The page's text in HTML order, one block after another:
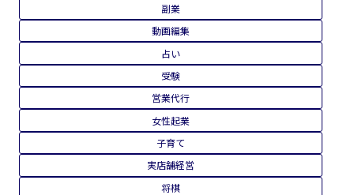
副業
動画編集
占い
受験
営業代行
女性起業
子育て
実店舗経営
将棋